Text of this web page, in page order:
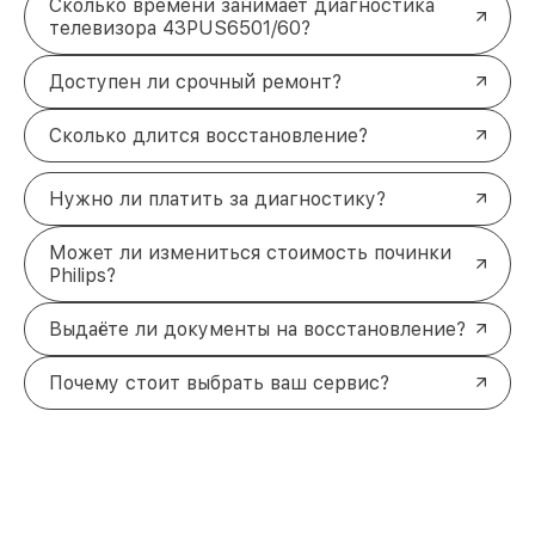
Сколько времени занимает диагностика
телевизора 43PUS6501/60?
Доступен ли срочный ремонт?
Сколько длится восстановление?
Нужно ли платить за диагностику?
Может ли измениться стоимость починки
Philips?
Выдаёте ли документы на восстановление?
Почему стоит выбрать ваш сервис?